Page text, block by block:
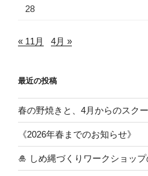
28
« 11月 4月 »
最近の投稿
春の野焼きと、4月からのスク
《2026年春までのお知らせ》
🎍 しめ縄づくりワークショッ